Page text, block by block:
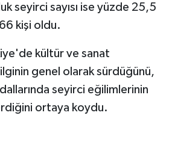
seyirci sayısı ise yüzde 25,5
kişi oldu.
kültür ve sanat
genel olarak sürdüğünü,
seyirci eğilimlerinin
ortaya koydu.